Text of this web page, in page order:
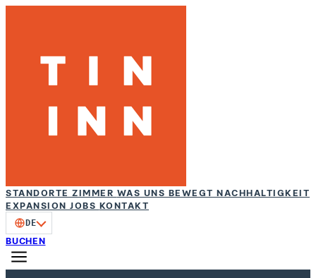
STANDORTE ZIMMER WAS UNS BEWEGT NACHHALTIGKEIT
EXPANSION JOBS KONTAKT
DE
BUCHEN